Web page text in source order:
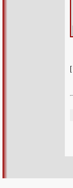
[